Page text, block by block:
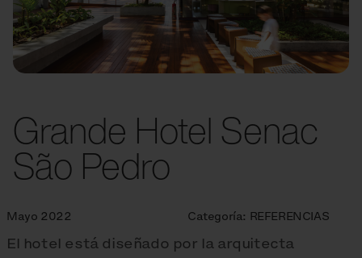
Grande Hotel Senac
São Pedro
Mayo 2022 Categoría: REFERENCIAS
El hotel está diseñado por la arquitecta